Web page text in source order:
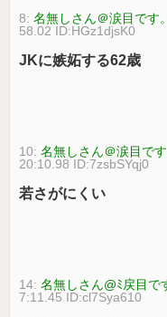
8:名無しさん＠涙目です
58.02 ID:HGz1djsK0
JKに嫉妬する62歳
10:名無しさん＠涙目で
20:10.98 ID:7zsbSYqj0
若さがにくい
14:名無しさん@ﾐ戻目で
7:11.45 ID:cl7Sya610